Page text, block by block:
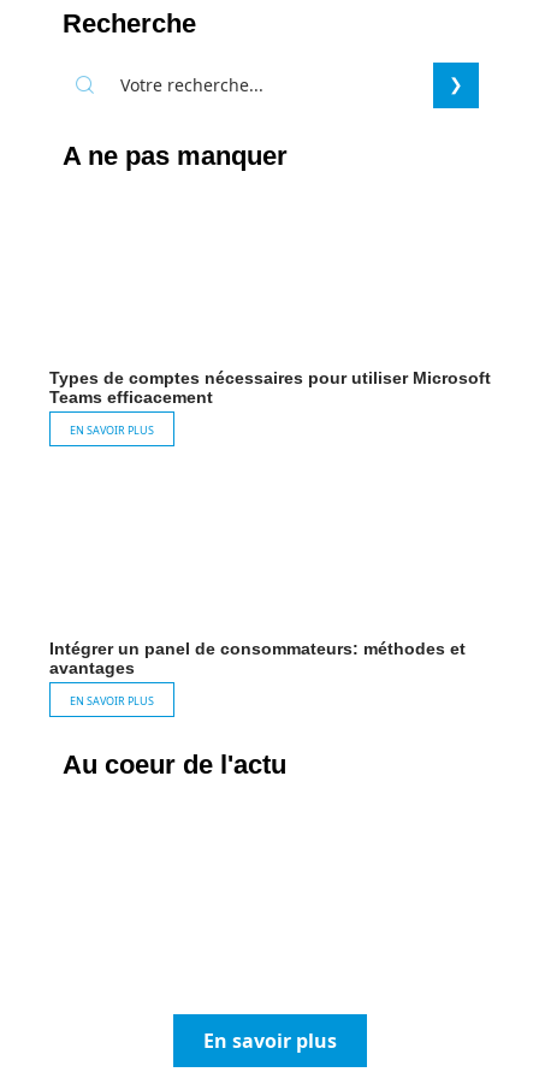
Recherche
A ne pas manquer
Types de comptes nécessaires pour utiliser Microsoft
Teams efficacement
EN SAVOIR PLUS
Intégrer un panel de consommateurs: méthodes et
avantages
EN SAVOIR PLUS
Au coeur de l'actu
En savoir plus